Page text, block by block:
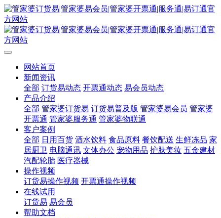
网站首页
新闻资讯
全部 订货易动态 开票通动态 易会员动态
产品介绍
全部 管家婆订货易 订货易普及版 管家婆易会员 管家婆
开票通 管家婆服务通 管家婆物联通
客户案例
全部 日用百货 酒水饮料 食品原料 餐饮配送 生鲜冻品 家
居厨卫 电脑通讯 文体办公 宠物用品 护肤美妆 五金建材
汽配轮胎 医疗器械
操作视频
订货易操作视频 开票通操作视频
在线试用
订货易 易会员
帮助文档